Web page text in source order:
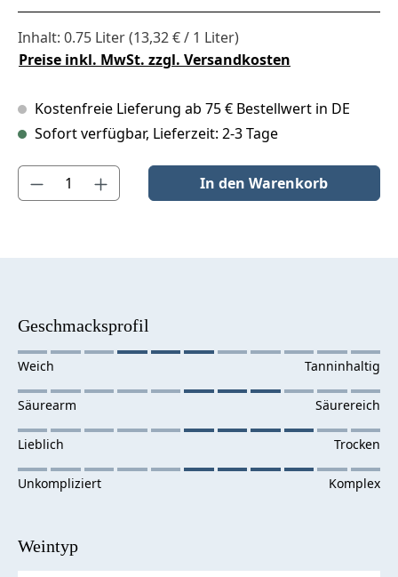
Inhalt: 0.75 Liter(13,32 € / 1 Liter)
Preise inkl. MwSt. zzgl. Versandkosten
Kostenfreie Lieferung ab 75 € Bestellwert in DE
Sofort verfügbar, Lieferzeit: 2-3 Tage
Produkt Anzahl: Gib den gewünschten Wert ein oder benutze
In den Warenkorb
Geschmacksprofil
Weintyp